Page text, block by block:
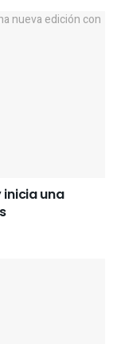
inicia una